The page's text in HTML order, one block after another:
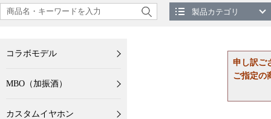
製品カテゴリ
申し訳ご
ご指定の
コラボモデル
MBO（加振酒）
カスタムイヤホン